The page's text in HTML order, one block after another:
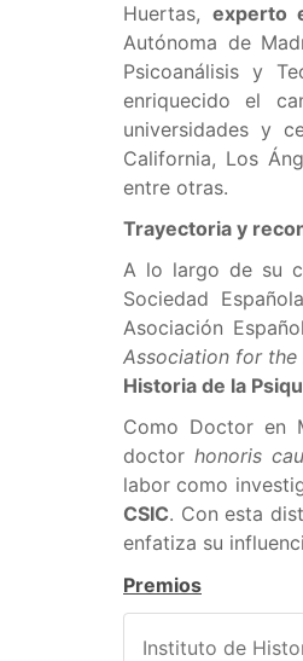
Huertas, experto
Autónoma de
Psicoanálisis y
enriquecido el
universidades y
California, Los
entre otras.
Trayectoria y
A lo largo de su
Sociedad
Asociación
Association for
Historia de la
Como Doctor en
doctor honoris
labor como
CSIC. Con esta
enfatiza su
Premios
Instituto de